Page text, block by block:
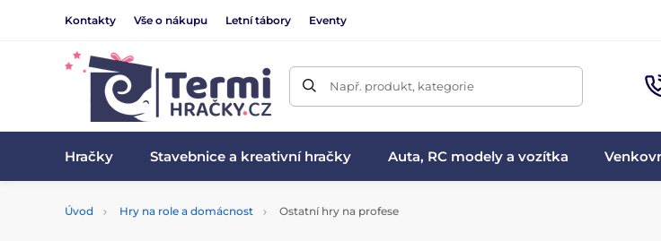
Kontakty Vše o nákupu Letní tábory Eventy
Např. produkt, kategorie
Hračky Stavebnice a kreativní hračky Auta, RC modely a vozítka
Úvod Hry na role a domácnost Ostatní hry na profese